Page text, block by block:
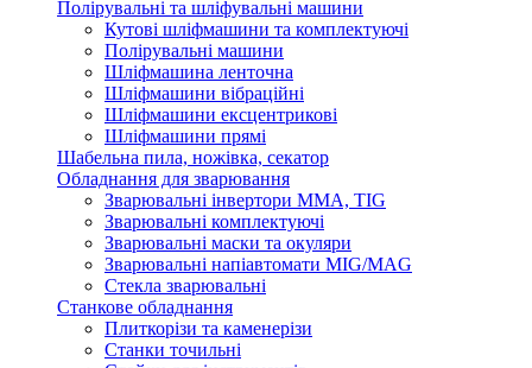
Полірувальні та шліфувальні машини
Кутові шліфмашини та комплектуючі
Полірувальні машини
Шліфмашина ленточна
Шліфмашини вібраційні
Шліфмашини ексцентрикові
Шліфмашини прямі
Шабельна пила, ножівка, секатор
Обладнання для зварювання
Зварювальні інвертори ММА, TIG
Зварювальні комплектуючі
Зварювальні маски та окуляри
Зварювальні напіавтомати MIG/MAG
Стекла зварювальні
Станкове обладнання
Плиткорізи та каменерізи
Станки точильні